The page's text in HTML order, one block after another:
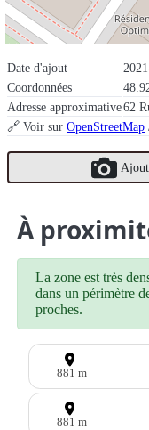
Date d'ajout
Coordonnées
Adresse approximative62
🔗 Voir surOpenStreetMap
À
La zone est très
dans un périmètre
proches.
881 m
881 m